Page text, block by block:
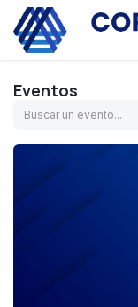
Ir al contenido
Eventos